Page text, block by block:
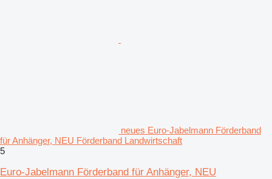
neues Euro-Jabelmann Förderband
für Anhänger, NEU Förderband Landwirtschaft
5
Euro-Jabelmann Förderband für Anhänger, NEU